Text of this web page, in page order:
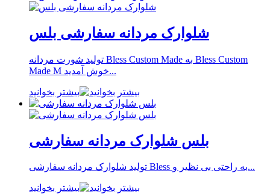
شلوارک مردانه سفارشی بلس
تولید شورت مردانه Bless Custom Made به Bless Custom
Made M خوش آمدید...
بیشتر بخوانید
بلس شلوارک مردانه سفارشی
تولید شلوارک مردانه سفارشی Bless به راحتی بی نظیر و...
بیشتر بخوانید